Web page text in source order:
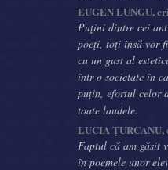
EUGEN LUNGU,
Puţini dintre cei
poeţi, toţi însă vor
cu un gust al
într-o societate în
puţin, efortul celor
toate laudele.
LUCIA
Faptul că am găsit
în poemele unor